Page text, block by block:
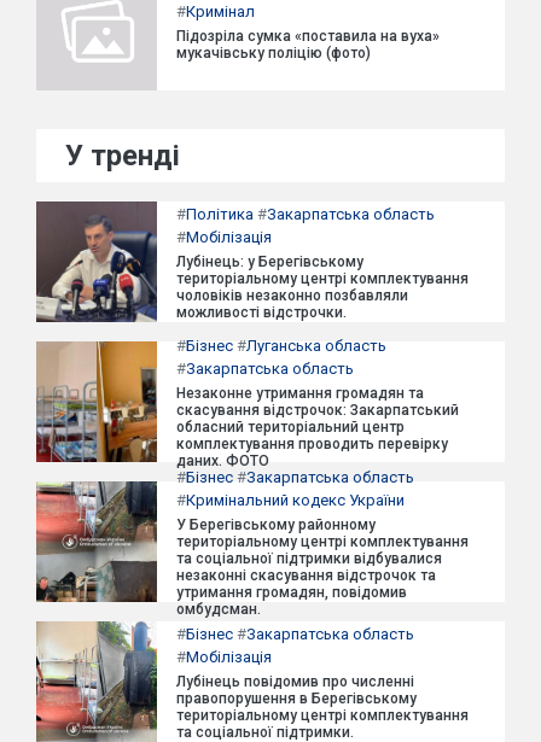
#Кримінал
Підозріла сумка «поставила на вуха»
мукачівську поліцію (фото)
У тренді
#Політика #Закарпатська область
#Мобілізація
Лубінець: у Берегівському
територіальному центрі комплектування
чоловіків незаконно позбавляли
можливості відстрочки.
#Бізнес #Луганська область
#Закарпатська область
Незаконне утримання громадян та
скасування відстрочок: Закарпатський
обласний територіальний центр
комплектування проводить перевірку
даних. ФОТО
#Бізнес #Закарпатська область
#Кримінальний кодекс України
У Берегівському районному
територіальному центрі комплектування
та соціальної підтримки відбувалися
незаконні скасування відстрочок та
утримання громадян, повідомив
омбудсман.
#Бізнес #Закарпатська область
#Мобілізація
Лубінець повідомив про численні
правопорушення в Берегівському
територіальному центрі комплектування
та соціальної підтримки.